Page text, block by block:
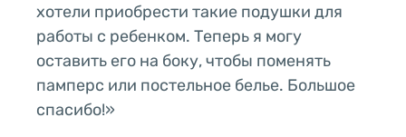
хотели приобрести такие подушки для
работы с ребенком. Теперь я могу
оставить его на боку, чтобы поменять
памперс или постельное белье. Большое
спасибо!»